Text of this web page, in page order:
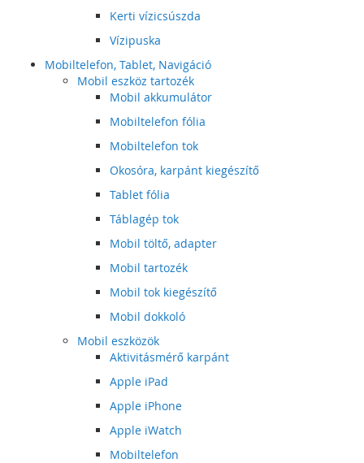
Kerti vízicsúszda
Vízipuska
Mobiltelefon, Tablet, Navigáció
Mobil eszköz tartozék
Mobil akkumulátor
Mobiltelefon fólia
Mobiltelefon tok
Okosóra, karpánt kiegészítő
Tablet fólia
Táblagép tok
Mobil töltő, adapter
Mobil tartozék
Mobil tok kiegészítő
Mobil dokkoló
Mobil eszközök
Aktivitásmérő karpánt
Apple iPad
Apple iPhone
Apple iWatch
Mobiltelefon